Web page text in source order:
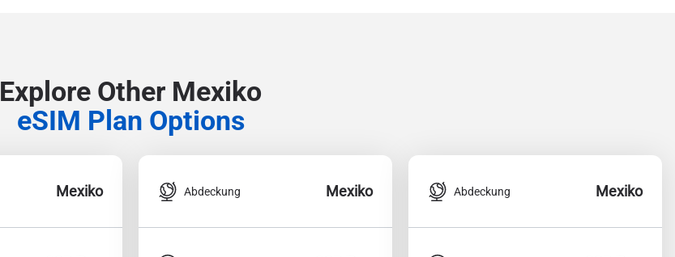
Explore Other Mexiko
eSIM Plan Options
Mexiko Abdeckung Mexiko Abdeckung Mexiko